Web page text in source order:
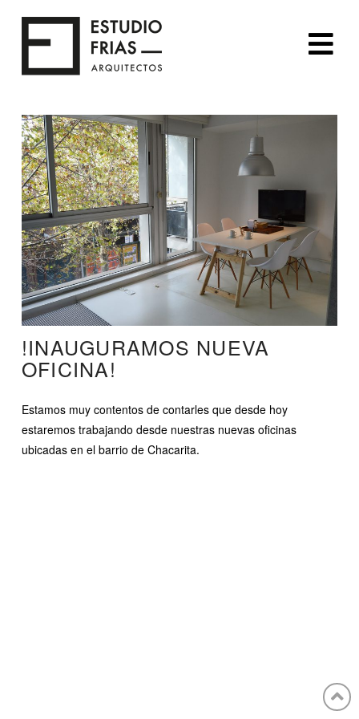
!INAUGURAMOS NUEVA
OFICINA!
Estamos muy contentos de contarles que desde hoy
estaremos trabajando desde nuestras nuevas oficinas
ubicadas en el barrio de Chacarita.